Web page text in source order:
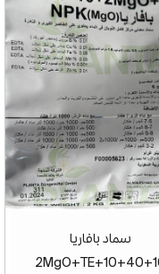
سماد بافاريا